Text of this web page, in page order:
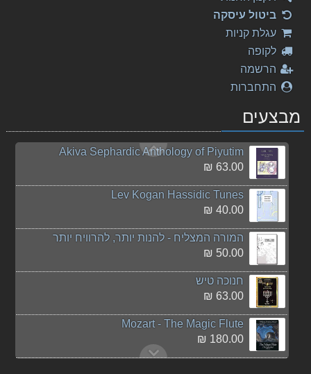
ביטול עיסקה
עגלת קניות
לקופה
הרשמה
התחברות
מבצעים
דניאל עקיבא - מלכות
25.00 ₪
פורים שפיל
72.00 ₪
Akiva Sephardic Anthology of Piyutim
63.00 ₪
Lev Kogan Hassidic Tunes
40.00 ₪
המורה המצליח - להנות יותר, להרוויח יותר
50.00 ₪
חנוכה טיש
63.00 ₪
Mozart - The Magic Flute
180.00 ₪